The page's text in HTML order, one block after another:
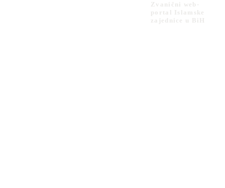
Zvanični web-
portal Islamske
zajednice u BiH